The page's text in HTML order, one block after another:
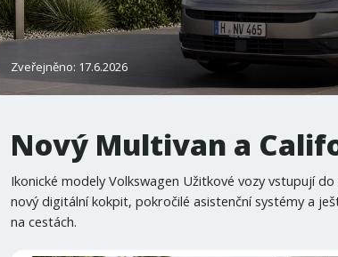
Zveřejněno: 17.6.2026
Nový Multivan a
Ikonické modely Volkswagen Užitkové vozy vstupují
nový digitální kokpit, pokročilé asistenční systémy a
na cestách.